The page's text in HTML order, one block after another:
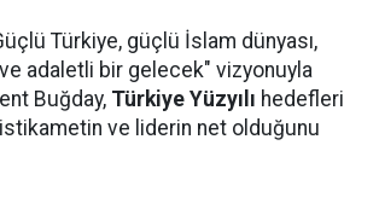
Türkiye, güçlü İslam dünyası,
ve adaletli bir gelecek" vizyonuyla
Buğday, Türkiye Yüzyılı hedefleri
ve liderin net olduğunu